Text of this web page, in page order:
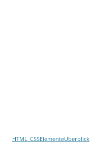
HTML_CSSElementeUberblick